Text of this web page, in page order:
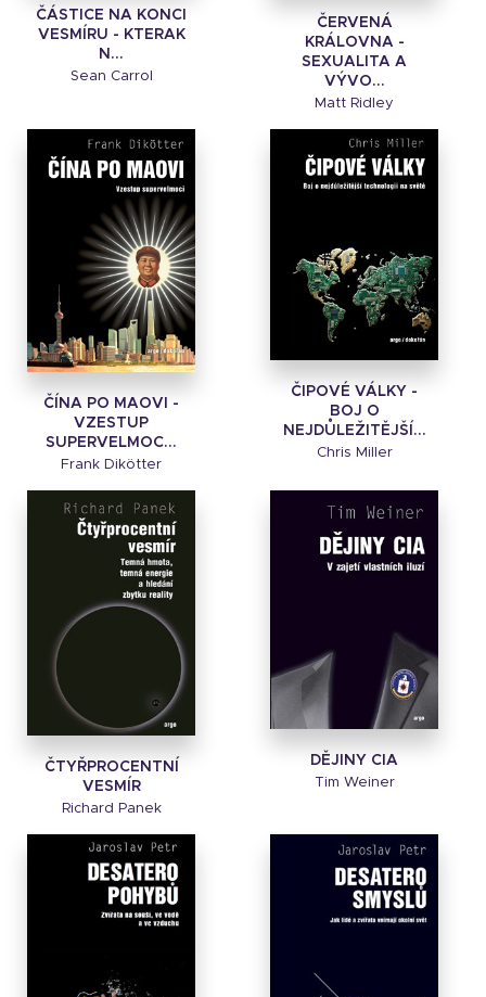
ČÁSTICE NA KONCI
VESMÍRU - KTERAK
N...
Sean Carrol
ČERVENÁ
KRÁLOVNA -
SEXUALITA A
VÝVO...
Matt Ridley
ČÍNA PO MAOVI -
VZESTUP
SUPERVELMOC...
Frank Dikötter
ČIPOVÉ VÁLKY -
BOJ O
NEJDŮLEŽITĚJŠÍ...
Chris Miller
ČTYŘPROCENTNÍ
VESMÍR
Richard Panek
DĚJINY CIA
Tim Weiner